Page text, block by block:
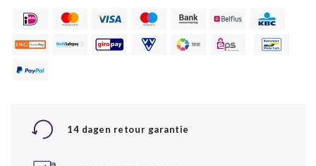
14 dagen retour garantie